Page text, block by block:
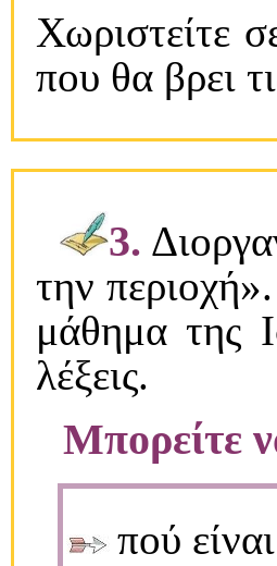
Χωριστείτε
που θα βρει
3.
την
μάθημα της
λέξεις.
Μπορείτε
πού